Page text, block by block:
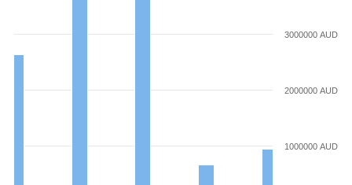
1000000 AUD
2000000 AUD
3000000 AUD